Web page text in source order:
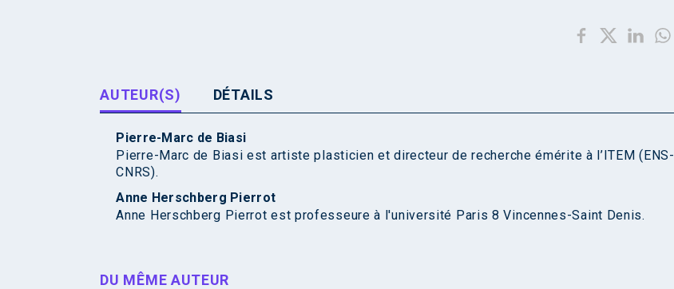
AUTEUR(S) DÉTAILS
Pierre-Marc de Biasi
Pierre-Marc de Biasi est artiste plasticien et directeur de recherche émérite à l’ITEM (ENS-
CNRS).
Anne Herschberg Pierrot
Anne Herschberg Pierrot est professeure à l'université Paris 8 Vincennes-Saint Denis.
DU MÊME AUTEUR